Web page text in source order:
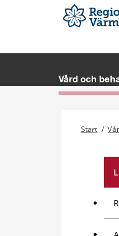
Vård och
Start /